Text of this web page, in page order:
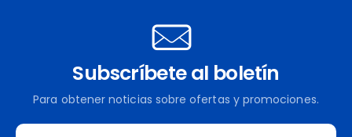
Subscríbete al boletín
Para obtener noticias sobre ofertas y promociones.